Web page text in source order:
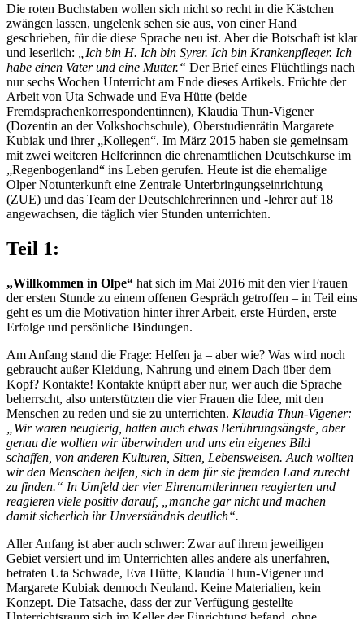
Die roten Buchstaben wollen sich nicht so recht in die Kästchen
zwängen lassen, ungelenk sehen sie aus, von einer Hand
geschrieben, für die diese Sprache neu ist. Aber die Botschaft ist klar
und leserlich:
„Ich bin H. Ich bin Syrer. Ich bin Krankenpfleger. Ich
habe einen Vater und eine Mutter.“ Der Brief eines Flüchtlings nach
nur sechs Wochen Unterricht am Ende dieses Artikels. Früchte der
Arbeit von Uta Schwade und Eva Hütte (beide
Fremdsprachenkorrespondentinnen), Klaudia Thun-Vigener
(Dozentin an der Volkshochschule), Oberstudienrätin Margarete
Kubiak und ihrer „Kollegen“. Im März 2015 haben sie gemeinsam
mit zwei weiteren Helferinnen die ehrenamtlichen Deutschkurse im
„Regenbogenland“ ins Leben gerufen. Heute ist die ehemalige
Olper Notunterkunft eine Zentrale Unterbringungseinrichtung
(ZUE) und das Team der Deutschlehrerinnen und -lehrer auf 18
angewachsen, die täglich vier Stunden unterrichten.
Teil 1:
„Willkommen in Olpe“ hat sich im Mai 2016 mit den vier Frauen
der ersten Stunde zu einem offenen Gespräch getroffen – in Teil eins
geht es um die Motivation hinter ihrer Arbeit, erste Hürden, erste
Erfolge und persönliche Bindungen.
Am Anfang stand die Frage: Helfen ja – aber wie? Was wird noch
gebraucht außer Kleidung, Nahrung und einem Dach über dem
Kopf? Kontakte! Kontakte knüpft aber nur, wer auch die Sprache
beherrscht, also unterstützten die vier Frauen die Idee, mit den
Menschen zu reden und sie zu unterrichten. Klaudia Thun-Vigener:
„Wir waren neugierig, hatten auch etwas Berührungsängste, aber
genau die wollten wir überwinden und uns ein eigenes Bild
schaffen, von anderen Kulturen, Sitten, Lebensweisen. Auch wollten
wir den Menschen helfen, sich in dem für sie fremden Land zurecht
zu finden.“ In Umfeld der vier Ehrenamtlerinnen reagierten und
reagieren viele positiv darauf, „manche gar nicht und machen
damit sicherlich ihr Unverständnis deutlich“.
Aller Anfang ist aber auch schwer: Zwar auf ihrem jeweiligen
Gebiet versiert und im Unterrichten alles andere als unerfahren,
betraten Uta Schwade, Eva Hütte, Klaudia Thun-Vigener und
Margarete Kubiak dennoch Neuland. Keine Materialien, kein
Konzept. Die Tatsache, dass der zur Verfügung gestellte